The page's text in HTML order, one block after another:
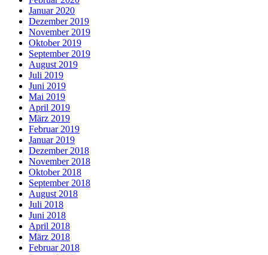
Januar 2020
Dezember 2019
November 2019
Oktober 2019
September 2019
August 2019
Juli 2019
Juni 2019
Mai 2019
April 2019
März 2019
Februar 2019
Januar 2019
Dezember 2018
November 2018
Oktober 2018
September 2018
August 2018
Juli 2018
Juni 2018
April 2018
März 2018
Februar 2018